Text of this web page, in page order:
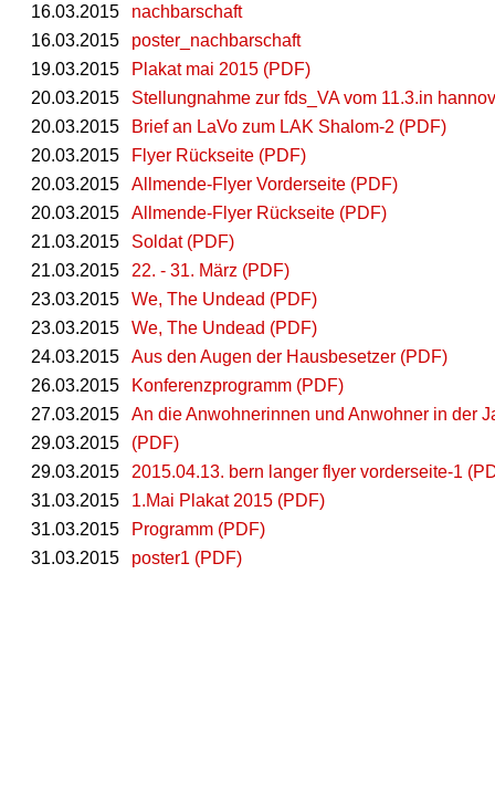
16.03.2015
nachbarschaft
16.03.2015
poster_nachbarschaft
19.03.2015
Plakat mai 2015 (PDF)
20.03.2015
Stellungnahme zur fds_VA vom 11.3.in
20.03.2015
Brief an LaVo zum LAK Shalom-2 (PDF)
20.03.2015
Flyer Rückseite (PDF)
20.03.2015
Allmende-Flyer Vorderseite (PDF)
20.03.2015
Allmende-Flyer Rückseite (PDF)
21.03.2015
Soldat (PDF)
21.03.2015
22. - 31. März (PDF)
23.03.2015
We, The Undead (PDF)
23.03.2015
We, The Undead (PDF)
24.03.2015
Aus den Augen der Hausbesetzer (PDF)
26.03.2015
Konferenzprogramm (PDF)
27.03.2015
An die Anwohnerinnen und Anwohner in der
29.03.2015
(PDF)
29.03.2015
2015.04.13. bern langer flyer vorderseite-1
31.03.2015
1.Mai Plakat 2015 (PDF)
31.03.2015
Programm (PDF)
31.03.2015
poster1 (PDF)